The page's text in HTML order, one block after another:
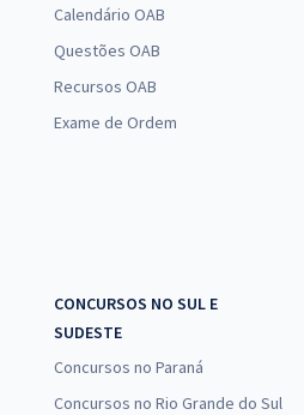
Calendário OAB
Questões OAB
Recursos OAB
Exame de Ordem
CONCURSOS NO SUL E
SUDESTE
Concursos no Paraná
Concursos no Rio Grande do Sul